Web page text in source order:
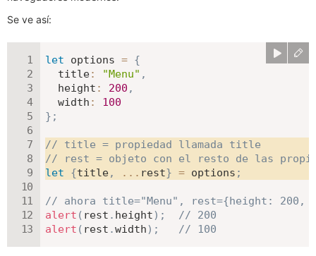
Se ve así:
let options = {
title: "Menu" ,
height : 200 ,
width :
100
} ;
// title = propiedad llamada title
// rest = objeto con el resto de las
let
{title, ... rest} = options ;
// ahora title="Menu", rest={height: 200,
alert ( rest . height) ;
// 200
alert ( rest .width) ; // 100